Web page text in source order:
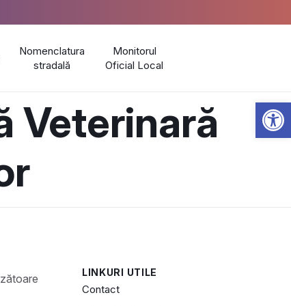
Nomenclatura
stradală
Monitorul
Oficial Local
Veterinară
LINKURI UTILE
Contact